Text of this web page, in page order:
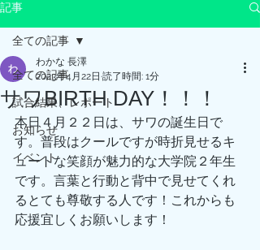
記事
全ての記事
試合結果、レポート
お知らせ
イベント
全ての記事
サワBIRTH DAY！！！
わかな 長澤
2023年4月22日 読了時間: 1分
本日４月２２日は、サワの誕生日で
す。普段はクールですが時折見せるキ
ュートな笑顔が魅力的な大学院２年生
です。言葉と行動と背中で見せてくれ
るとても尊敬する人です！これからも
応援宜しくお願いします！